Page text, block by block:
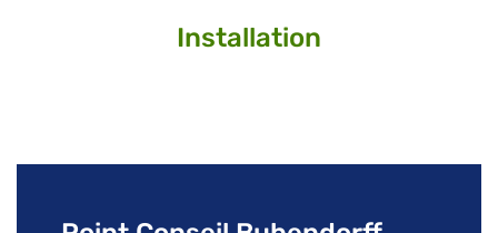
Installation